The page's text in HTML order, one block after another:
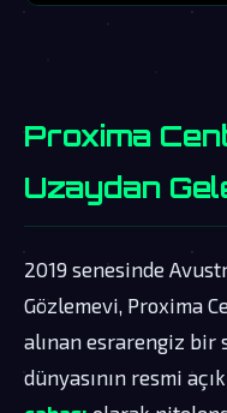
Proxima
Uzaydan
2019 senesinde
Gözlemevi, Proxima
alınan esrarengiz
dünyasının resmi